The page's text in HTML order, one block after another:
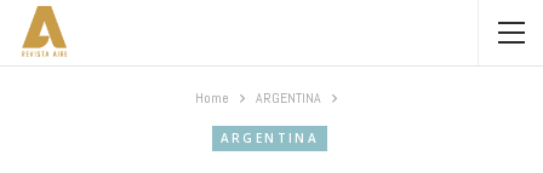
Home ARGENTINA
ARGENTINA